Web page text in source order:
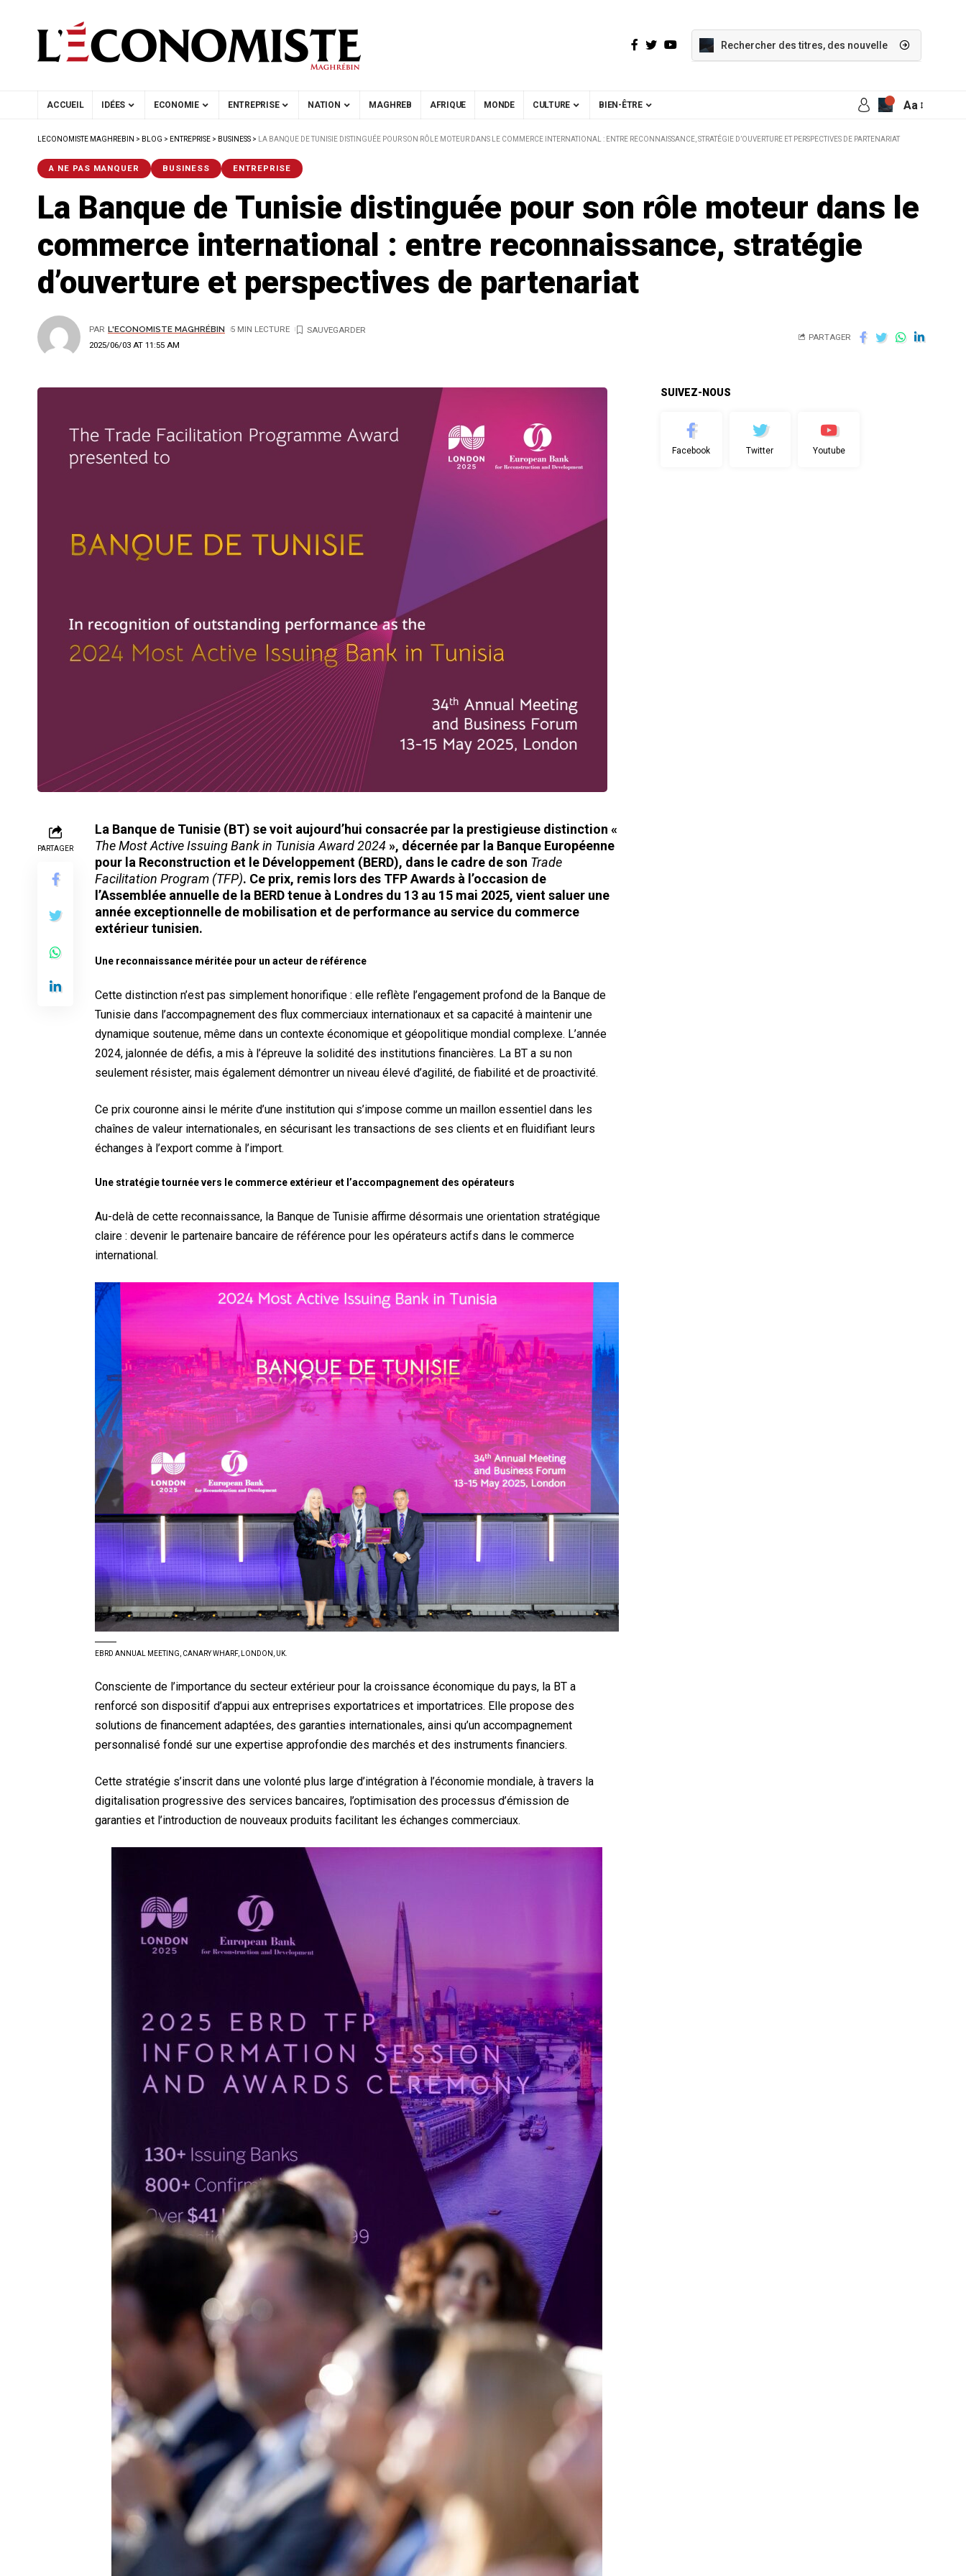
ACCUEIL IDÉES ECONOMIE ENTREPRISE NATION MAGHREB AFRIQUE MONDE CULTURE BIEN-ÊTRE Aa
LECONOMISTE MAGHREBIN > BLOG > ENTREPRISE > BUSINESS > LA BANQUE DE TUNISIE DISTINGUÉE POUR SON RÔLE MOTEUR DANS LE COMMERCE INTERNATIONAL : ENTRE RECONNAISSANCE, STRATÉGIE D’OUVERTURE ET PERSPECTIVES DE PARTENARIAT
A NE PAS MANQUER BUSINESS ENTREPRISE
La Banque de Tunisie distinguée pour son rôle moteur dans le
commerce international : entre reconnaissance, stratégie
d’ouverture et perspectives de partenariat
2025/06/03 AT 11:55 AM
PAR L'ECONOMISTE MAGHRÉBIN 5 MIN LECTURE
PARTAGER
PARTAGER
La Banque de Tunisie (BT) se voit aujourd’hui consacrée par la prestigieuse distinction «
The Most Active Issuing Bank in Tunisia Award 2024 », décernée par la Banque Européenne
pour la Reconstruction et le Développement (BERD), dans le cadre de son Trade
Facilitation Program (TFP). Ce prix, remis lors des TFP Awards à l’occasion de
l’Assemblée annuelle de la BERD tenue à Londres du 13 au 15 mai 2025, vient saluer une
année exceptionnelle de mobilisation et de performance au service du commerce
extérieur tunisien.
Une reconnaissance méritée pour un acteur de référence
Cette distinction n’est pas simplement honorifique : elle reflète l’engagement profond de la Banque de
Tunisie dans l’accompagnement des flux commerciaux internationaux et sa capacité à maintenir une
dynamique soutenue, même dans un contexte économique et géopolitique mondial complexe. L’année
2024, jalonnée de défis, a mis à l’épreuve la solidité des institutions financières. La BT a su non
seulement résister, mais également démontrer un niveau élevé d’agilité, de fiabilité et de proactivité.
Ce prix couronne ainsi le mérite d’une institution qui s’impose comme un maillon essentiel dans les
chaînes de valeur internationales, en sécurisant les transactions de ses clients et en fluidifiant leurs
échanges à l’export comme à l’import.
Une stratégie tournée vers le commerce extérieur et l’accompagnement des opérateurs
Au-delà de cette reconnaissance, la Banque de Tunisie affirme désormais une orientation stratégique
claire : devenir le partenaire bancaire de référence pour les opérateurs actifs dans le commerce
international.
EBRD ANNUAL MEETING, CANARY WHARF, LONDON, UK.
Consciente de l’importance du secteur extérieur pour la croissance économique du pays, la BT a
renforcé son dispositif d’appui aux entreprises exportatrices et importatrices. Elle propose des
solutions de financement adaptées, des garanties internationales, ainsi qu’un accompagnement
personnalisé fondé sur une expertise approfondie des marchés et des instruments financiers.
Cette stratégie s’inscrit dans une volonté plus large d’intégration à l’économie mondiale, à travers la
digitalisation progressive des services bancaires, l’optimisation des processus d’émission de
garanties et l’introduction de nouveaux produits facilitant les échanges commerciaux.
SUIVEZ-NOUS
Facebook Twitter Youtube